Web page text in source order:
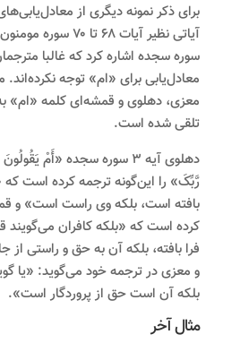
برای ذکر نمونه دیگری از
سوره سجده اشاره کرد که غالبا
معادل‌یابی برای «ام» توجه نکرده‌اند.
معزی، دهلوی و قمشه‌ای کلمه «ام»
تلقی شده است.
دهلوی آیه ۳ سوره سجده «أَمْ
رَّبِّکَ» را این‌گونه ترجمه کرده است که
بافته است، بلکه وی راست است» و
کرده‌ است که «بلکه کافران می‌گویند
فرا بافته، بلکه آن به حق و راستی
و معزی در ترجمه خود می‌گوید: «یا
بلکه آن است حق از پروردگار است».
مثال آخر